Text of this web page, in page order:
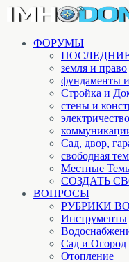
ФОРУМЫ
земля и право
фундаменты
Стройка и
стены и
электричество
Cад, двор,
свободная
Местные
СОЗДАТЬ
ВОПРОСЫ
РУБРИКИ
Инструменты
Сад и Огород
Отопление